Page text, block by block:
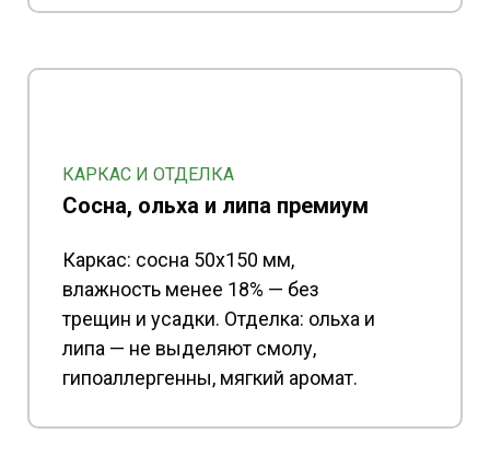
Каркас: сосна 50x150 мм,
влажность менее 18% — без
трещин и усадки. Отделка: ольха и
липа — не выделяют смолу,
гипоаллергенны, мягкий аромат.
Сосна, ольха и липа премиум
КАРКАС И ОТДЕЛКА